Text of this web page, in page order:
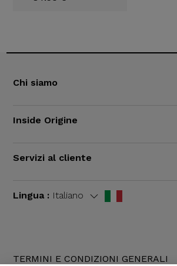
Chi siamo
Inside Origine
Servizi al cliente
Lingua : Italiano
TERMINI E CONDIZIONI GENERALI